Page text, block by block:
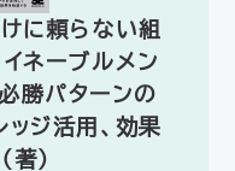
けに頼らない組
ネーブルメン
勝パターンの
ッジ活用、効果
）